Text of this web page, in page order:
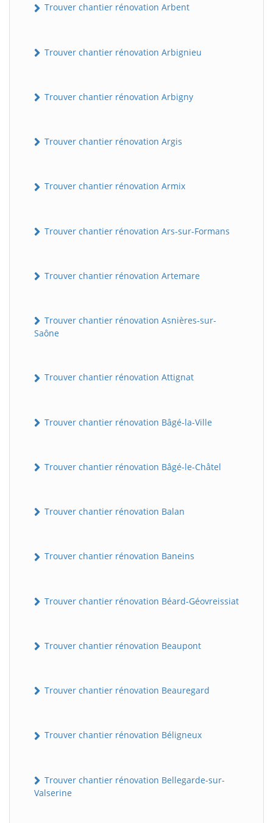
Trouver chantier rénovation Arbent
Trouver chantier rénovation Arbignieu
Trouver chantier rénovation Arbigny
Trouver chantier rénovation Argis
Trouver chantier rénovation Armix
Trouver chantier rénovation Ars-sur-Formans
Trouver chantier rénovation Artemare
Trouver chantier rénovation Asnières-sur-
Saône
Trouver chantier rénovation Attignat
Trouver chantier rénovation Bâgé-la-Ville
Trouver chantier rénovation Bâgé-le-Châtel
Trouver chantier rénovation Balan
Trouver chantier rénovation Baneins
Trouver chantier rénovation Béard-Géovreissiat
Trouver chantier rénovation Beaupont
Trouver chantier rénovation Beauregard
Trouver chantier rénovation Béligneux
Trouver chantier rénovation Bellegarde-sur-
Valserine